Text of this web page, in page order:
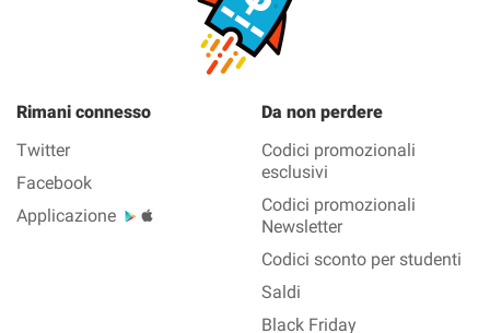
Rimani connesso
Twitter
Facebook
Applicazione
Da non perdere
Codici promozionali
esclusivi
Codici promozionali
Newsletter
Codici sconto per studenti
Saldi
Black Friday